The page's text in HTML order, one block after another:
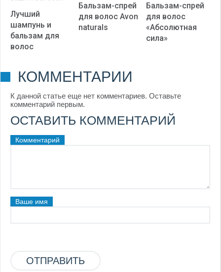
Лучший
шампунь и
бальзам для
волос
Бальзам-спрей
для волос Avon
naturals
Бальзам-спрей
для волос
«Абсолютная
сила»
КОММЕНТАРИИ
К данной статье еще нет комментариев. Оставьте
комментарий первым.
ОСТАВИТЬ КОММЕНТАРИЙ
Комментарий
Ваше имя